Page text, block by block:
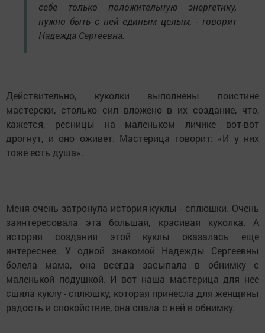
себе только положительную энергетику,
нужно быть с ней единым целым, - говорит
Надежда Сергеевна.
Действительно, куколки выполнены поистине
мастерски, столько сил вложено в их создание, что,
кажется, ресницы на маленьком личике вот-вот
дрогнут, и оно оживет. Мастерица говорит: «И у них
тоже есть душа».
Меня очень затронула история куклы - сплюшки. Очень
заинтересовала эта большая, красивая куколка. А
история создания этой куклы оказалась еще
интереснее. У одной знакомой Надежды Сергеевны
болела мама, она всегда засыпала в обнимку с
маленькой подушкой. И вот наша мастерица для нее
сшила куклу - сплюшку, которая принесла для женщины
радость и спокойствие, она спала с ней в обнимку.